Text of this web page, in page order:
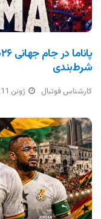
شرط‌بندی
کارشناس فوتبال ژوئن 11, 2026